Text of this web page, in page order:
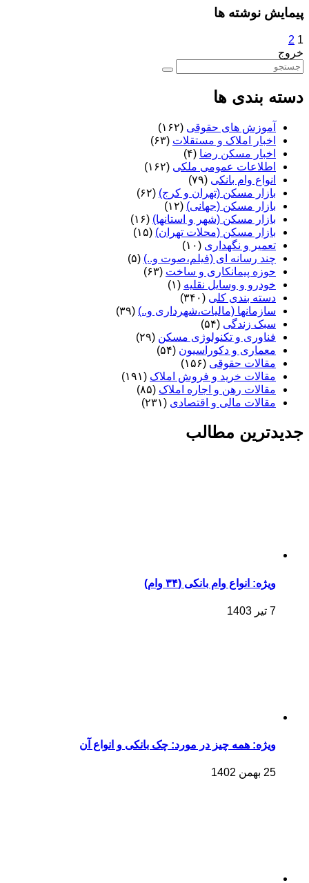
پیمایش نوشته ها
1
2
خروج
دسته بندی ها
آموزش های حقوقی (۱۶۲)
اخبار املاک و مستقلات (۶۳)
اخبار مسکن رضا (۴)
اطلاعات عمومی ملکی (۱۶۲)
انواع وام بانکی (۷۹)
بازار مسکن (تهران و کرج) (۶۲)
بازار مسکن (جهانی) (۱۲)
بازار مسکن (شهر و استانها) (۱۶)
بازار مسکن (محلات تهران) (۱۵)
تعمیر و نگهداری (۱۰)
چند رسانه ای (فیلم،صوت و..) (۵)
حوزه پیمانکاری و ساخت (۶۳)
خودرو و وسایل نقلیه (۱)
دسته بندی کلی (۳۴۰)
سازمانها (مالیات،شهرداری و..) (۳۹)
سبک زندگی (۵۴)
فناوری و تکنولوژی مسکن (۲۹)
معماری و دکوراسیون (۵۴)
مقالات حقوقی (۱۵۶)
مقالات خرید و فروش املاک (۱۹۱)
مقالات رهن و اجاره املاک (۸۵)
مقالات مالی و اقتصادی (۲۳۱)
جدیدترین مطالب
ویژه: انواع وام بانکی (۳۴ وام)
7 تیر 1403
ویژه: همه چیز در مورد: چک بانکی و انواع آن
25 بهمن 1402